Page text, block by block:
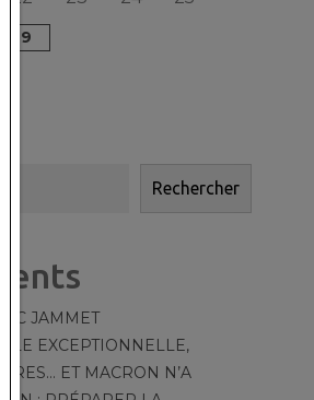
29
Rechercher
JAMMET
EXCEPTIONNELLE,
ET MACRON N’A